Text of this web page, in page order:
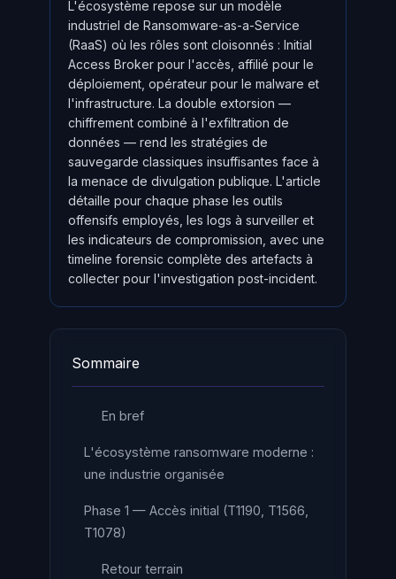
L'écosystème repose sur un modèle
industriel de Ransomware-as-a-Service
(RaaS) où les rôles sont cloisonnés : Initial
Access Broker pour l'accès, affilié pour le
déploiement, opérateur pour le malware et
l'infrastructure. La double extorsion —
chiffrement combiné à l'exfiltration de
données — rend les stratégies de
sauvegarde classiques insuffisantes face à
la menace de divulgation publique. L'article
détaille pour chaque phase les outils
offensifs employés, les logs à surveiller et
les indicateurs de compromission, avec une
timeline forensic complète des artefacts à
collecter pour l'investigation post-incident.
Sommaire
En bref
L'écosystème ransomware moderne :
une industrie organisée
Phase 1 — Accès initial (T1190, T1566,
T1078)
Retour terrain